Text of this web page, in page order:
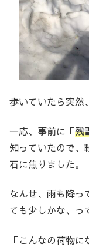
歩いていたら突然
一応、事前に「残
知っていたので、
石に焦りました。
なんせ、雨も降っ
ても少しかな、っ
「こんなの荷物